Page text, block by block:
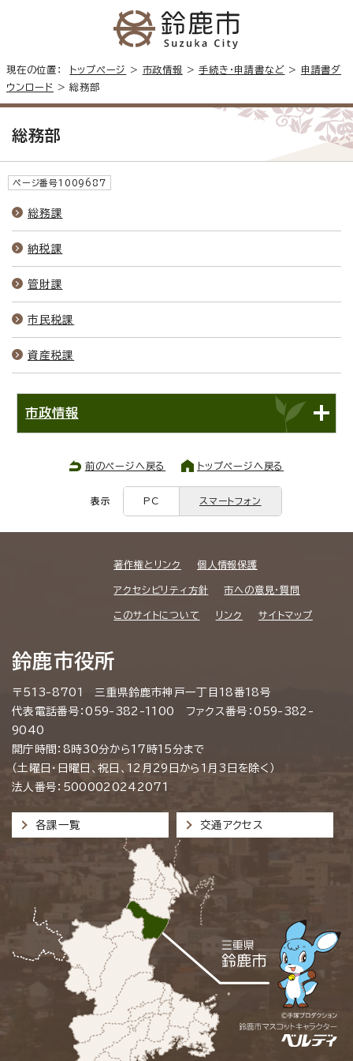
現在の位置： トップページ > 市政情報 >手続き・申請書など > 申請書ダ
ウンロード
> 総務部
総務部
ページ番号1009687
総務課
納税課
管財課
市民税課
資産税課
市政情報
前のページへ戻る トップページへ戻る
表示 PC スマートフォン
著作権とリンク 個人情報保護
アクセシビリティ方針 市への意見・質問
このサイトについて リンク サイトマップ
鈴鹿市役所
〒513-8701 三重県鈴鹿市神戸一丁目18番18号
代表電話番号：059-382-1100 ファクス番号：059-382-
9040
開庁時間：8時30分から17時15分まで
（土曜日・日曜日、祝日、12月29日から1月3日を除く）
法人番号：5000020242071
各課一覧 交通アクセス